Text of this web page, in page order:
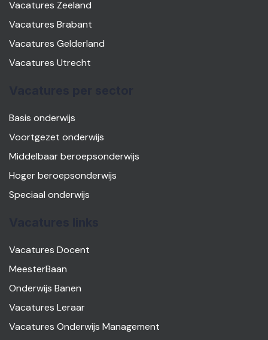
Vacatures Zeeland
Vacatures Brabant
Vacatures Gelderland
Vacatures Utrecht
Basis onderwijs
Voortgezet onderwijs
Middelbaar beroepsonderwijs
Hoger beroepsonderwijs
Speciaal onderwijs
Vacatures Docent
MeesterBaan
Onderwijs Banen
Vacatures Leraar
Vacatures Onderwijs Management